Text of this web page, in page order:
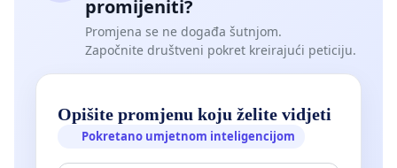
promijeniti?
Promjena se ne događa šutnjom.
Započnite društveni pokret kreirajući peticiju.
Opišite promjenu koju želite vidjeti
Pokretano umjetnom inteligencijom